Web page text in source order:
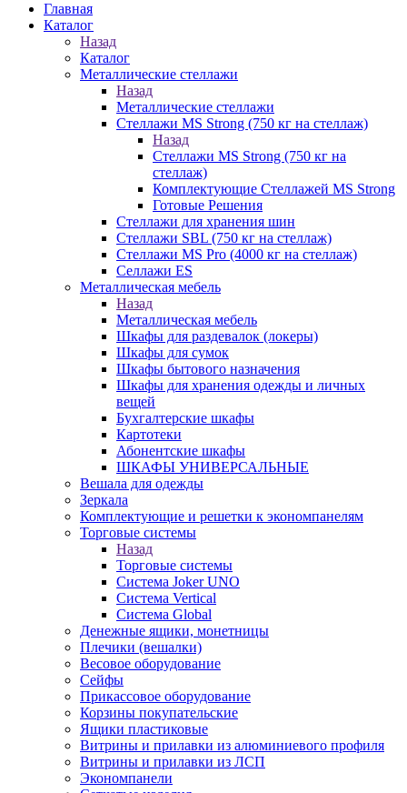
Главная
Каталог
Назад
Каталог
Металлические стеллажи
Назад
Металлические стеллажи
Стеллажи MS Strong (750 кг на стеллаж)
Назад
Стеллажи MS Strong (750 кг на
стеллаж)
Комплектующие Стеллажей MS Strong
Готовые Решения
Стеллажи для хранения шин
Стеллажи SBL (750 кг на стеллаж)
Стеллажи MS Pro (4000 кг на стеллаж)
Селлажи ES
Металлическая мебель
Назад
Металлическая мебель
Шкафы для раздевалок (локеры)
Шкафы для сумок
Шкафы бытового назначения
Шкафы для хранения одежды и личных
вещей
Бухгалтерские шкафы
Картотеки
Абонентские шкафы
ШКАФЫ УНИВЕРСАЛЬНЫЕ
Вешала для одежды
Зеркала
Комплектующие и решетки к экономпанелям
Торговые системы
Назад
Торговые системы
Система Joker UNO
Система Vertical
Система Global
Денежные ящики, монетницы
Плечики (вешалки)
Весовое оборудование
Сейфы
Прикассовое оборудование
Корзины покупательские
Ящики пластиковые
Витрины и прилавки из алюминиевого профиля
Витрины и прилавки из ЛСП
Экономпанели